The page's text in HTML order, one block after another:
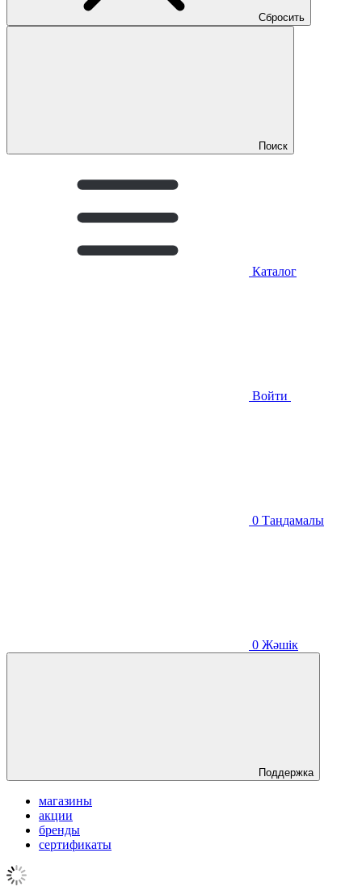
Сбросить
Поиск
Каталог
Войти
0 Таңдамалы
0 Жәшік
Поддержка
магазины
акции
бренды
сертификаты